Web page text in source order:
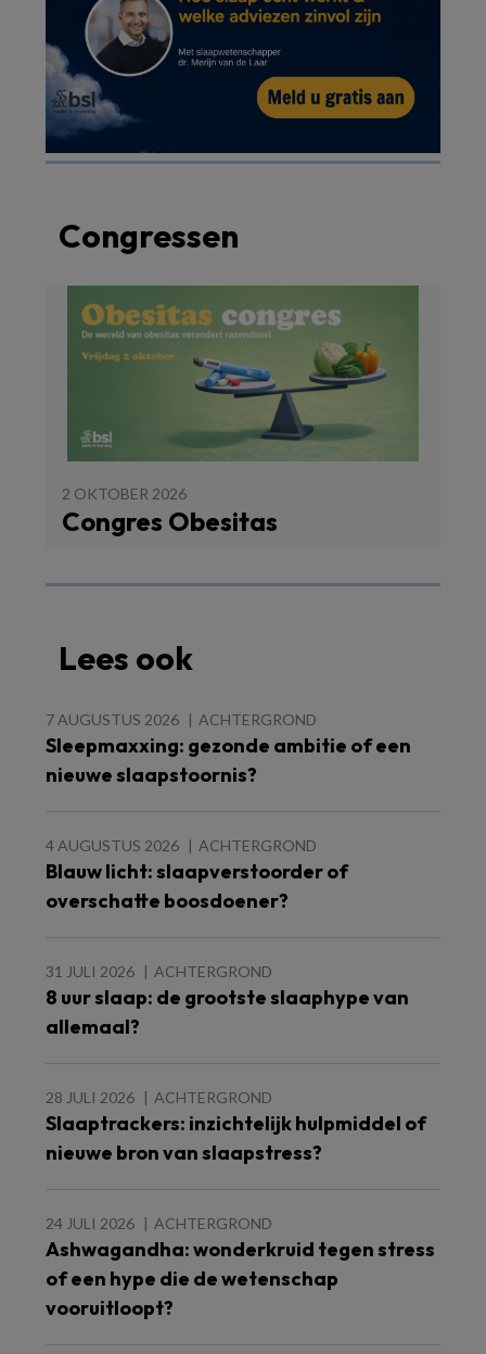
Congressen
2 OKTOBER 2026
Congres Obesitas
Lees ook
7 AUGUSTUS 2026 ACHTERGROND
Sleepmaxxing: gezonde ambitie of een
nieuwe slaapstoornis?
4 AUGUSTUS 2026 ACHTERGROND
Blauw licht: slaapverstoorder of
overschatte boosdoener?
31 JULI 2026 ACHTERGROND
8 uur slaap: de grootste slaaphype van
allemaal?
28 JULI 2026 ACHTERGROND
Slaaptrackers: inzichtelijk hulpmiddel of
nieuwe bron van slaapstress?
24 JULI 2026 ACHTERGROND
Ashwagandha: wonderkruid tegen stress
of een hype die de wetenschap
vooruitloopt?